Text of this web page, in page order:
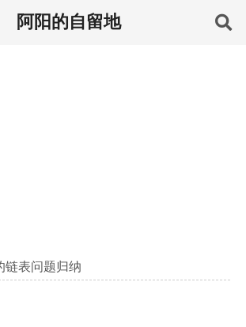
阿阳的自留地
链表问题归纳